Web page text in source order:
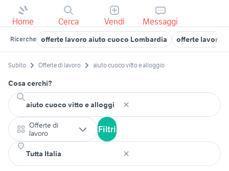
Home Cerca Vendi Messaggi
Ricerche offerte lavoro aiuto cuoco Lombardia offerte lavoro
Subito Offerte di lavoro aiuto cuoco vitto e alloggio
Cosa cerchi?
Offerte di
lavoro
Filtri